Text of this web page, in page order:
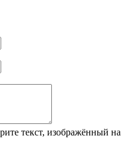
текст, изображённый на